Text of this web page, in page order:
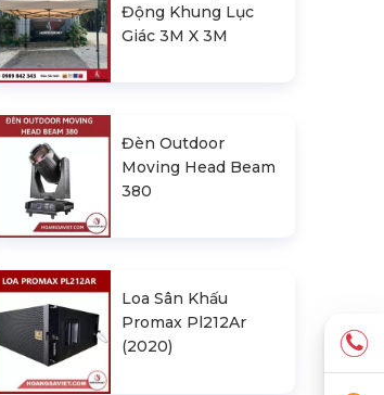
Động Khung Lục
Giác 3M X 3M
Đèn Outdoor
Moving Head Beam
380
Loa Sân Khấu
Promax Pl212Ar
(2020)